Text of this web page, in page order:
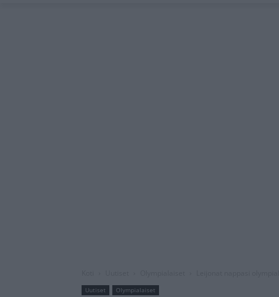
Uutiset Olympialaiset